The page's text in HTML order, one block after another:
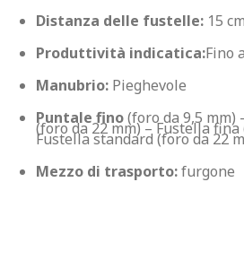
Distanza delle fustelle: 15 cm
Produttività indicatica:Fino
Manubrio: Pieghevole
Puntale fino (foro da 9,5 mm)
(foro da 22 mm) – Fustella fina
Fustella standard (foro da 22
Mezzo di trasporto: furgone